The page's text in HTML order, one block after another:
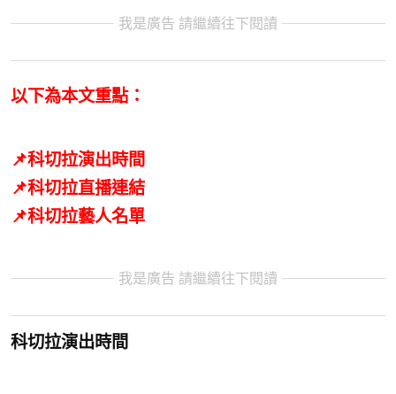
我是廣告 請繼續往下閱讀
以下為本文重點：
📌科切拉演出時間
📌科切拉直播連結
📌科切拉藝人名單
我是廣告 請繼續往下閱讀
科切拉演出時間